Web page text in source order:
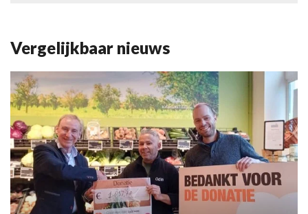
Vergelijkbaar nieuws